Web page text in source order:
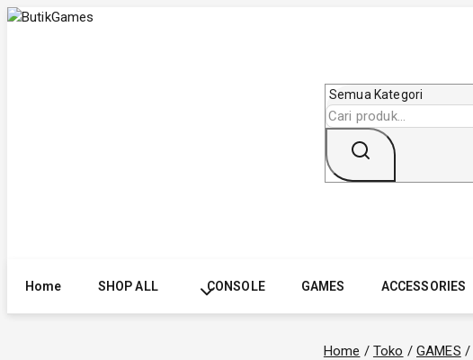
Skip
Cari
untuk:
Home SHOP ALL CONSOLE GAMES ACCESSORIES
Home / Toko / GAMES /